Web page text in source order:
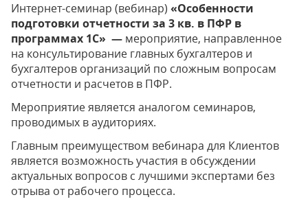
Интернет-семинар (вебинар) «Особенности
подготовки отчетности за 3 кв. в ПФР в
программах 1С» — мероприятие, направленное
на консультирование главных бухгалтеров и
бухгалтеров организаций по сложным вопросам
отчетности и расчетов в ПФР.
Мероприятие является аналогом семинаров,
проводимых в аудиториях.
Главным преимуществом вебинара для Клиентов
является возможность участия в обсуждении
актуальных вопросов с лучшими экспертами без
отрыва от рабочего процесса.